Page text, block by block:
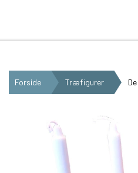
Forside Træfigurer